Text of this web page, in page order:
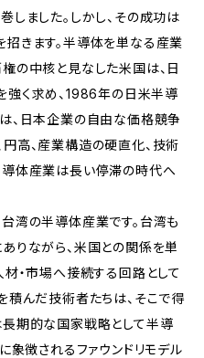
しました。しかし、その成功は
きます。半導体を単なる産業
の中核と見なした米国は、日
く求め、1986年の日米半導
、日本企業の自由な価格競争
高、産業構造の硬直化、技術
導体産業は長い停滞の時代へ
湾の半導体産業です。台湾も
りながら、米国との関係を単
材・市場へ接続する回路として
積んだ技術者たちは、そこで得
期的な国家戦略として半導
象徴されるファウンドリモデル